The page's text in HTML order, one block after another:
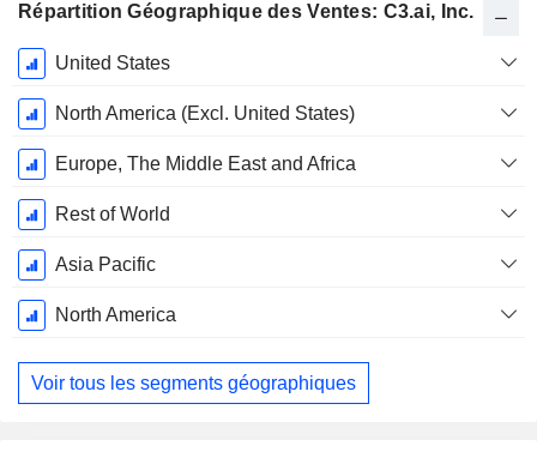
Répartition Géographique des Ventes: C3.ai, Inc.
Période
Fiscale:
Avril
United States
North America (Excl. United States)
Europe, The Middle East and Africa
Rest of World
Asia Pacific
North America
Voir tous les segments géographiques